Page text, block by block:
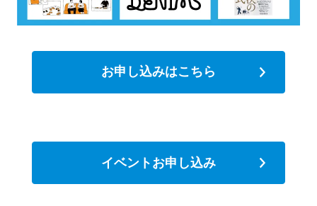
お申し込みはこちら
イベントお申し込み